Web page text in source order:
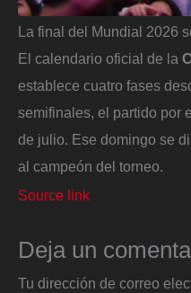
La final del Mundial 2026
El calendario oficial de la
establece cuatro fases
semifinales, el partido por
de julio. Ese domingo se
al campeón del torneo.
Source link
Deja un
Tu dirección de correo